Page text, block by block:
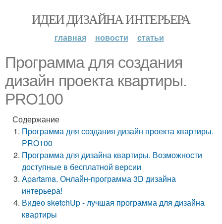
ИДЕИ ДИЗАЙНА ИНТЕРЬЕРА
главная новости статьи
Программа для создания
дизайн проекта квартиры.
PRO100
Содержание
Программа для создания дизайн проекта квартиры.
PRO100
Программа для дизайна квартиры. Возможности
доступные в бесплатной версии
Apartama. Онлайн-программа 3D дизайна
интерьера!
Видео sketchUp - лучшая программа для дизайна
квартиры